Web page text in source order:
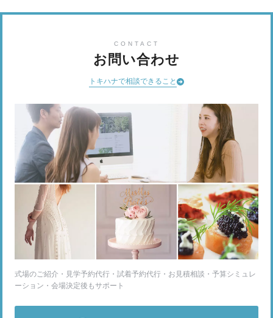
CONTACT
お問い合わせ
トキハナで相談できること
式場のご紹介・見学予約代行・試着予約代行・お見積相談・予算シミュレ
ーション・会場決定後もサポート